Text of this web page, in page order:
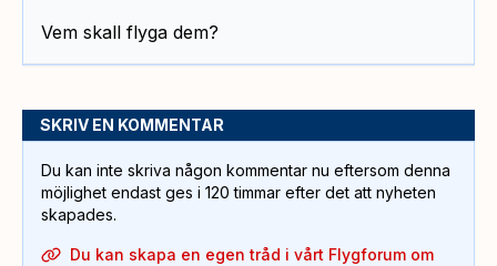
Vem skall flyga dem?
SKRIV EN KOMMENTAR
Du kan inte skriva någon kommentar nu eftersom denna
möjlighet endast ges i 120 timmar efter det att nyheten
skapades.
Du kan skapa en egen tråd i vårt Flygforum om